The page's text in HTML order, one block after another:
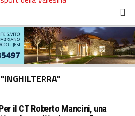
il CT Roberto Mancini, una